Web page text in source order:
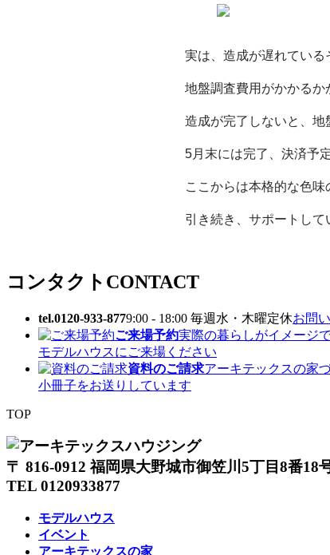
実は、造成が遅れてい
地盤調査費用がかかる
造成が完了しないと、
5月末には完了、決済予
ここからは本格的な色味
引き続き、サポートして
コンタクト CONTACT
tel.0120-933-8779:00 - 18:00 毎週水・木曜定休お問
ご来場予約実際の暮らしがイメージ
モデルハウスにご来場ください
資料のご請求アーキテックスの家
小冊子をお送りしています
TOP
〒 816-0912 福岡県大野城市御笠川5丁目8番18
TEL 0120933877
モデルハウス
イベント
アーキテックスの家